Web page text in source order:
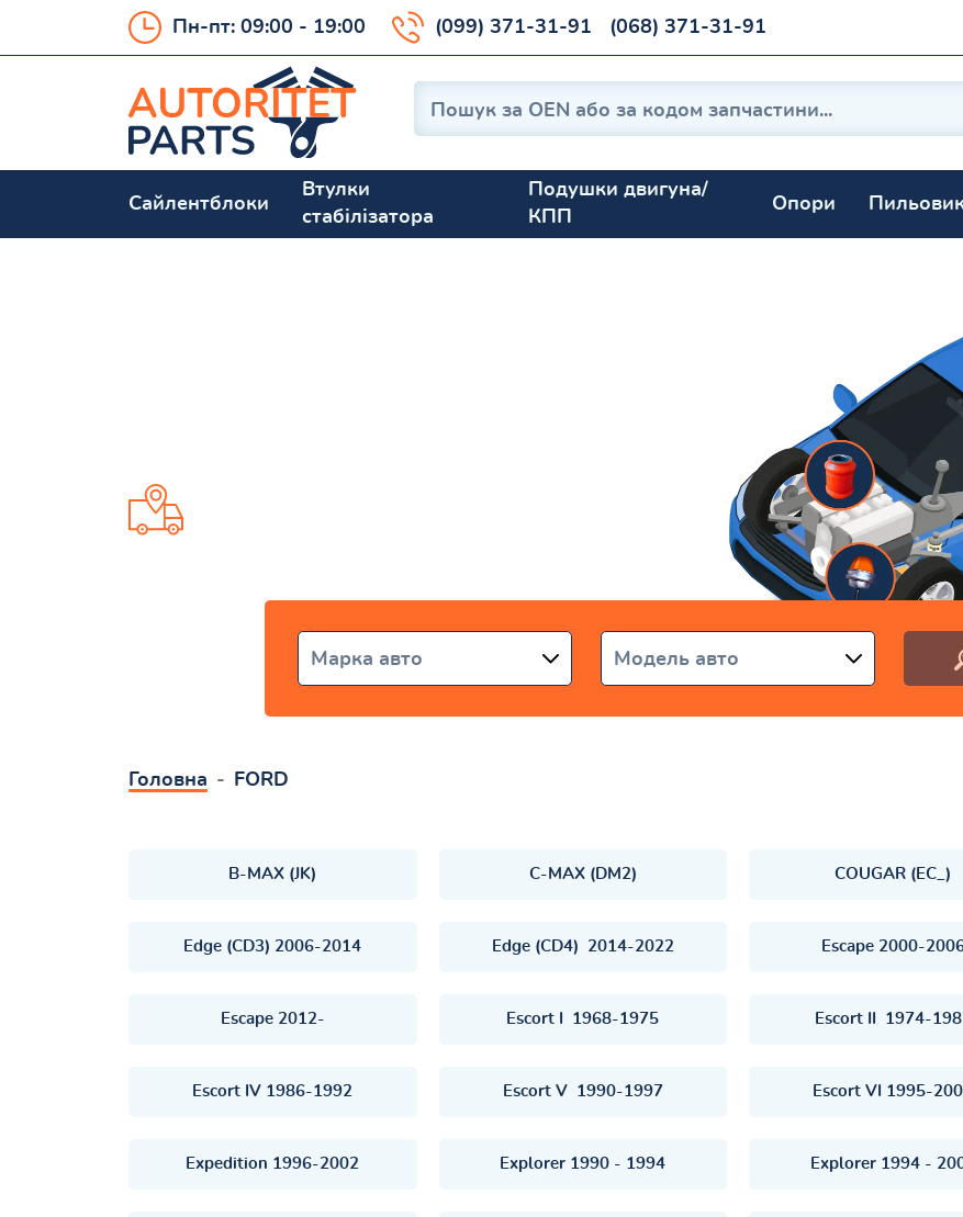
Пн-пт: 09:00 - 19:00 (099) 371-31-91 (068) 371-31-91
Сайлентблоки
Втулки
стабілізатора
Подушки двигуна/
КПП
Опори
Марка авто Модель авто
Головна FORD
B-MAX (JK) C-MAX (DM2) COUGAR (EC_)
Edge (CD3) 2006-2014 Edge (CD4) 2014-2022 Escape 2000-
Escape 2012- Escort I 1968-1975 Escort II 1974-
Escort IV 1986-1992 Escort V 1990-1997 Escort VI 1995-
Expedition 1996-2002 Explorer 1990 - 1994 Explorer 1994 -